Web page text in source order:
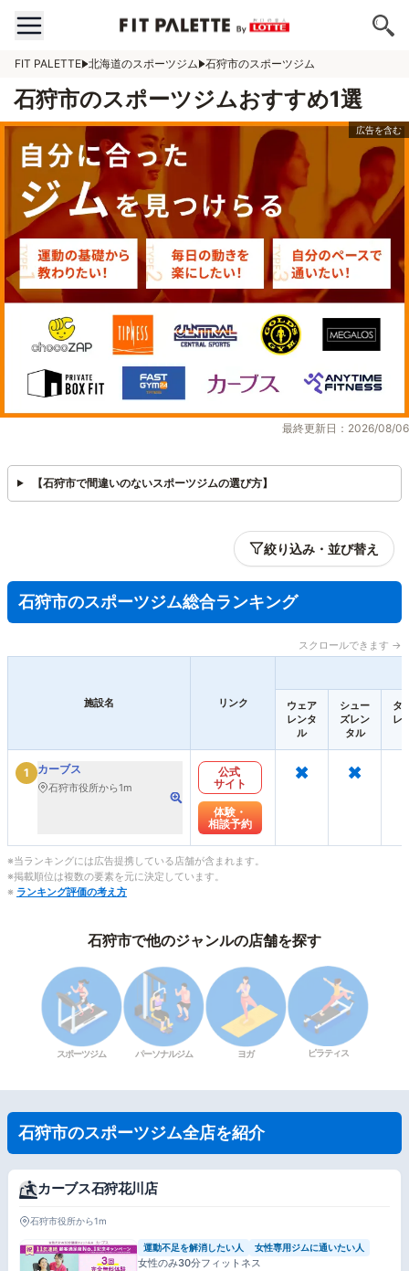
FIT PALETTE 北海道のスポーツジム 石狩市のスポーツジム
石狩市のスポーツジムおすすめ1選
最終更新日：2026/08/06
【石狩市で間違いのないスポーツジムの選び方】
絞り込み・並び替え
石狩市のスポーツジム総合ランキング
スクロールできます →
施設名 リンク
ウェア
レンタ
ル
シュー
ズレン
タル
タ
レ
1 カーブス
石狩市役所から1m
公式
サイト
体験・
相談予約
× ×
※当ランキングには広告提携している店舗が含まれます。
※掲載順位は複数の要素を元に決定しています。
※ ランキング評価の考え方
石狩市で他のジャンルの店舗を探す
スポーツジム パーソナルジム ヨガ ピラティス
石狩市のスポーツジム全店を紹介
カーブス石狩花川店
石狩市役所から1m
運動不足を解消したい人 女性専用ジムに通いたい人
女性のみ30分フィットネス